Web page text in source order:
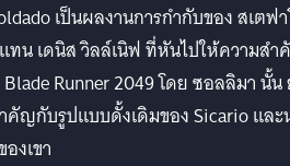
เป็นผลงานการกำกับของ สเตฟ
น เดนิส วิลล์เนิฟ ที่หันไปให้ความส
Runner 2049 โดย ซอลลิมา นั้น
คัญกับรูปแบบดั้งเดิมของ Sicario และ
งเขา